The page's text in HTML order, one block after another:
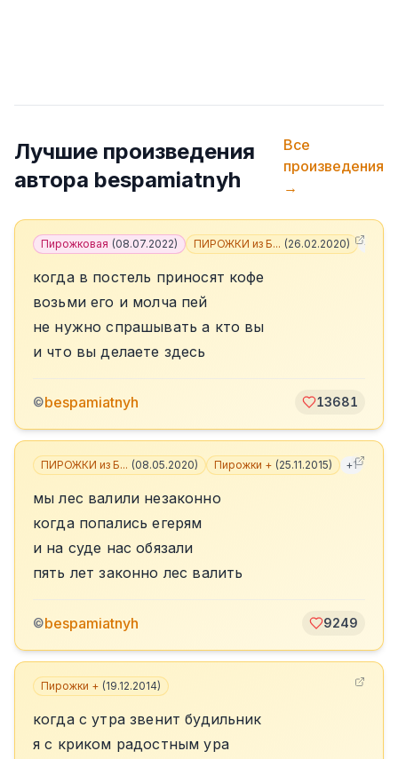
Лучшие произведения
автора bespamiatnyh
Все
произведения
→
Пирожковая (08.07.2022) ПИРОЖКИ из Б... (26.02.2020) +
когда в постель приносят кофе
возьми его и молча пей
не нужно спрашывать а кто вы
и что вы делаете здесь
©bespamiatnyh 13681
ПИРОЖКИ из Б... (08.05.2020) Пирожки + (25.11.2015) +1
мы лес валили незаконно
когда попались егерям
и на суде нас обязали
пять лет законно лес валить
©bespamiatnyh 9249
Пирожки + (19.12.2014)
когда с утра звенит будильник
я с криком радостным ура